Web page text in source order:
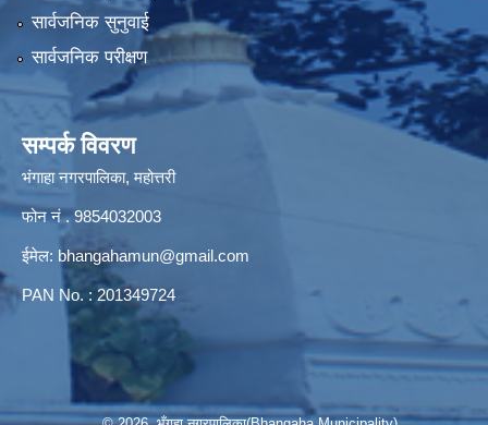
सार्वजनिक सुनुवाई
सार्वजनिक परीक्षण
सम्पर्क विवरण
भंगाहा नगरपालिका, महोत्तरी
फोन नं . 9854032003
ईमेल: bhangahamun@gmail.com
PAN No. : 201349724